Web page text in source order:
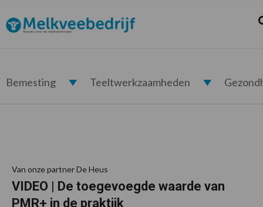
de
hoofdnavigatie
de
hoofd
de
eerste
de
voettekst
Melkveebedrijf.nl
Bemesting Teeltwerkzaamheden
Van onze partner De Heus
VIDEO | De toegevoegde waarde van
PMR+ in de praktijk